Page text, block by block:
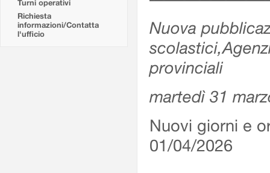
Turni operativi
Richiesta
informazioni/Contatta
l'ufficio
Nuova
provinciali
martedì 31
Nuovi giorni e
01/04/2026